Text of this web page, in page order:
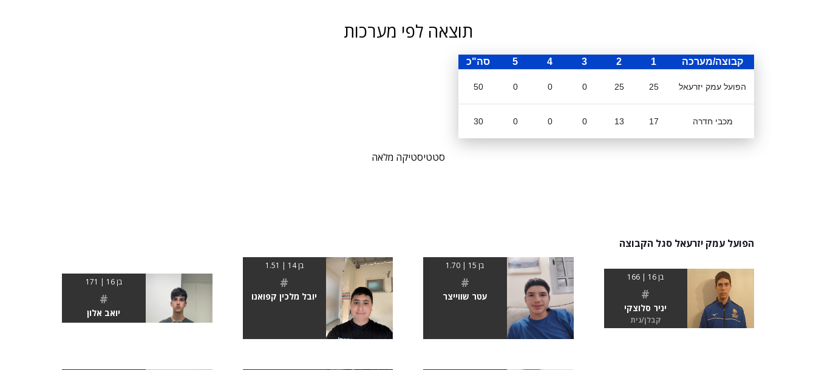
תוצאה לפי מערכות
קבוצה/מערכה 1
2
3
4
5 סה"כ
הפועל עמק יזרעאל 25
25
0
0
0
50
מכבי חדרה 17
13
0
0
0
30
סטטיסטיקה מלאה
הפועל עמק יזרעאל סגל הקבוצה
בן 16 | 166
#
יניר סלוצקי
קבלן/נית
בן 15 | 1.70
#
עטר שווייצר
בן 14 | 1.51
#
יובל מלכין קפואנו
בן 16 | 171
#
יואב אלון